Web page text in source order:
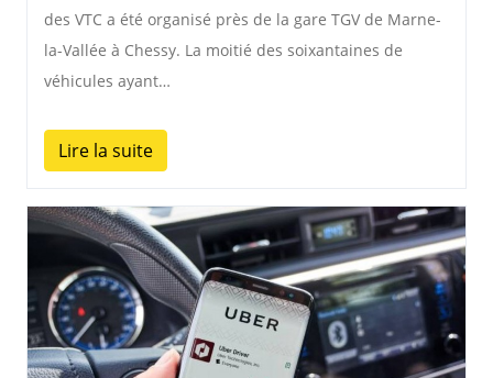
des VTC a été organisé près de la gare TGV de Marne-
la-Vallée à Chessy. La moitié des soixantaines de
véhicules ayant…
Lire la suite